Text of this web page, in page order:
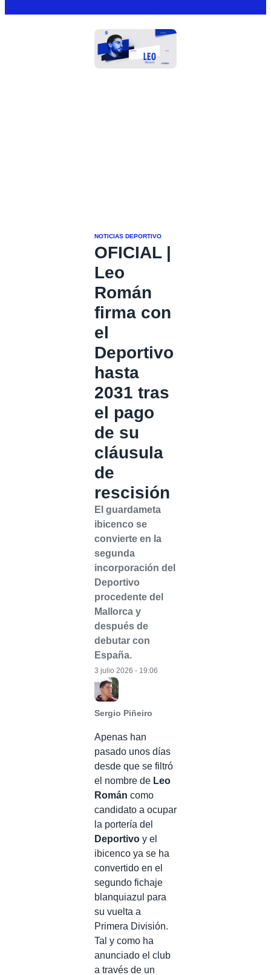
NOTICIAS DEPORTIVO
OFICIAL |
Leo
Román
firma con
el
Deportivo
hasta
2031 tras
el pago
de su
cláusula
de
rescisión
El guardameta
ibicenco se
convierte en la
segunda
incorporación del
Deportivo
procedente del
Mallorca y
después de
debutar con
España.
Sergio Piñeiro
3 julio 2026 - 19:06
Apenas han
pasado unos días
desde que se filtró
el nombre de Leo
Román como
candidato a ocupar
la portería del
Deportivo y el
ibicenco ya se ha
convertido en el
segundo fichaje
blanquiazul para
su vuelta a
Primera División.
Tal y como ha
anunciado el club
a través de un